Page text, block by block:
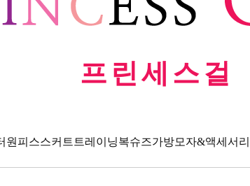
프린세스걸
원피스스커트 트레이닝복슈즈가방모자&액세서리